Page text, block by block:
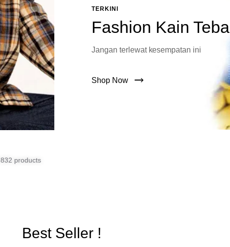
TERKINI
Fashion Kain Tebal
Jangan terlewat kesempatan ini
Shop Now
832 products
Best Seller !